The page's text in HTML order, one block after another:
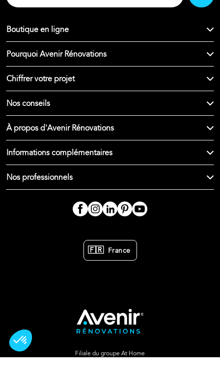
Boutique en ligne
Pourquoi Avenir Rénovations
Chiffrer votre projet
Nos conseils
À propos d'Avenir Rénovations
Informations complémentaires
Nos professionnels
🇫🇷 France
Filiale du groupe At Home